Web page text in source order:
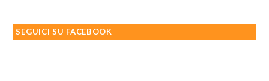
SEGUICI SU FACEBOOK